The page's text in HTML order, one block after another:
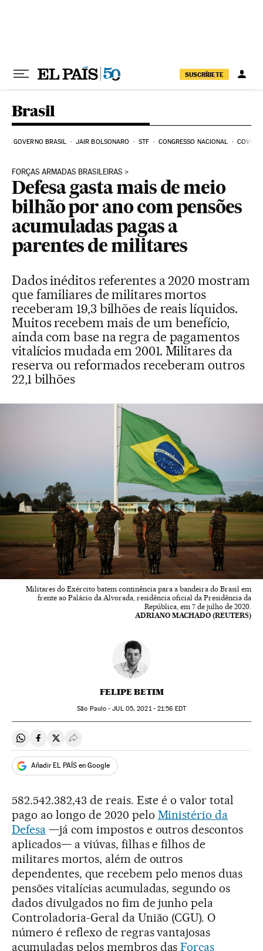
SUSCRÍBETE
Brasil
GOVERNO BRASIL JAIR BOLSONARO STF CONGRESSO NACIONAL COVID-
FORÇAS ARMADAS BRASILEIRAS
Defesa gasta mais de meio
bilhão por ano com pensões
acumuladas pagas a
parentes de militares
Dados inéditos referentes a 2020 mostram
que familiares de militares mortos
receberam 19,3 bilhões de reais líquidos.
Muitos recebem mais de um benefício,
ainda com base na regra de pagamentos
vitalícios mudada em 2001. Militares da
reserva ou reformados receberam outros
22,1 bilhões
Militares do Exército batem continência para a bandeira do Brasil em
frente ao Palácio da Alvorada, residência oficial da Presidência da
República, em 7 de julho de 2020.
ADRIANO MACHADO (REUTERS)
FELIPE BETIM
São Paulo -JUL05, 2021 - 21:56 EDT
Compartir en Whatsapp
Compartir en Facebook
Compartir en Twitter
Desplegar Redes Sociales
Añadir EL PAÍS en Google
582.542.382,43 de reais. Este é o valor total
pago ao longo de 2020 pelo Ministério da
Defesa—já com impostos e outros descontos
aplicados— a viúvas, filhas e filhos de
militares mortos, além de outros
dependentes, que recebem pelo menos duas
pensões vitalícias acumuladas, segundo os
dados divulgados no fim de junho pela
Controladoria-Geral da União (CGU). O
número é reflexo de regras vantajosas
acumuladas pelos membros dasForças